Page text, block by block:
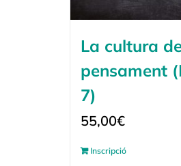
La cultura
pensament
7)
55,00€
Inscripció